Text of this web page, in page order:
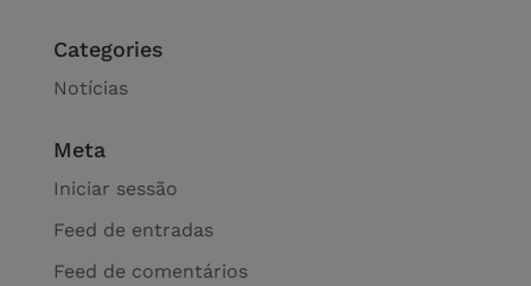
Categories
Notícias
Meta
Iniciar sessão
Feed de entradas
Feed de comentários